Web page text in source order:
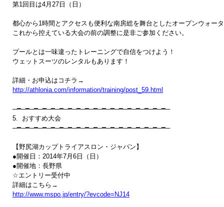
第1回目は4月27日（日）
都心から1時間とアクセスも便利な南房総を舞台としたオープンウォー
これから控えている大会の前の調整に是非ご参加ください。
プールとは一味違ったトレーニングで自信をつけよう！
ウェットスーツのレンタルもあります！
http://athlonia.com/information/training/post_59.html
─━─━─━─━─━─━─━─━─━─━─━─━─━─━─━─━─━─━─
5.  おすすめ大会
─━─━─━─━─━─━─━─━─━─━─━─━─━─━─━─━─━─━─
【野尻湖カップトライアスロン・ジャパン】
●開催日：2014年7月6日（日）
●開催地：長野県
☆エントリー受付中
http://www.mspo.jp/entry/?evcode=NJ14